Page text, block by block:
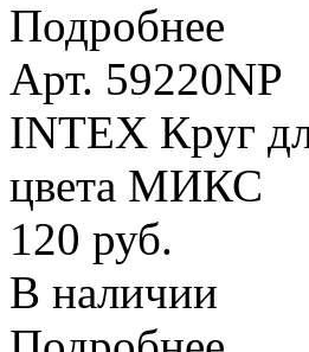
Подробнее
Арт. 59220NP
INTEX Круг
цвета МИКС
120 руб.
В наличии